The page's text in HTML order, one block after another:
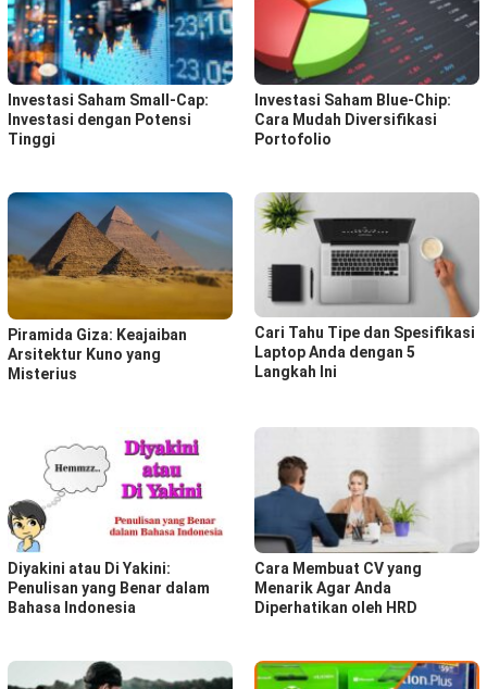
Investasi Saham Small-Cap:
Investasi dengan Potensi
Tinggi
Investasi Saham Blue-Chip:
Cara Mudah Diversifikasi
Portofolio
Piramida Giza: Keajaiban
Arsitektur Kuno yang
Misterius
Cari Tahu Tipe dan Spesifikasi
Laptop Anda dengan 5
Langkah Ini
Diyakini atau Di Yakini:
Penulisan yang Benar dalam
Bahasa Indonesia
Cara Membuat CV yang
Menarik Agar Anda
Diperhatikan oleh HRD